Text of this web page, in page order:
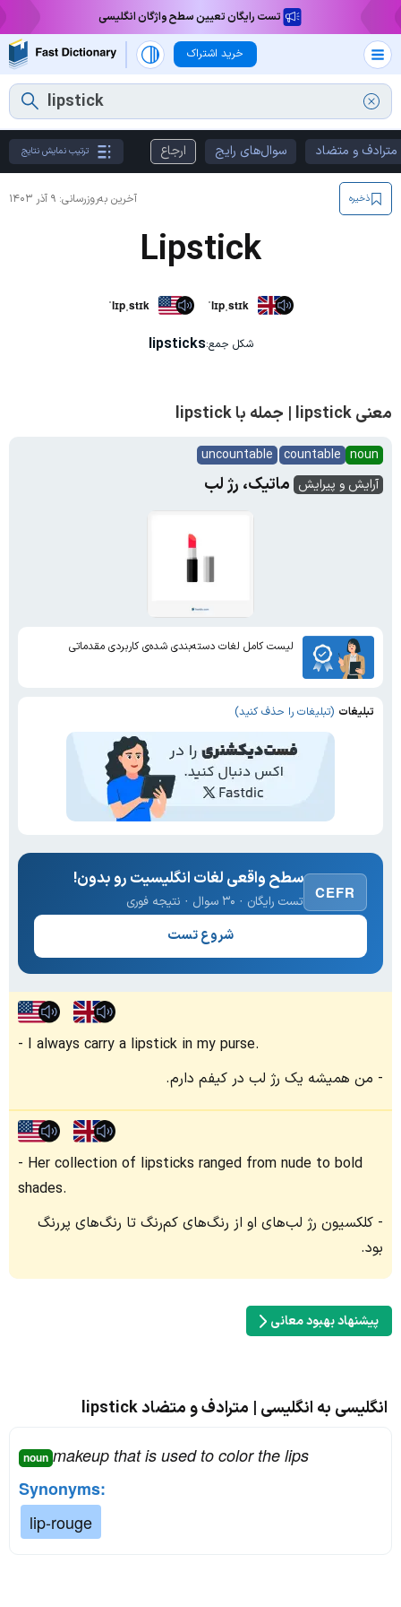
تست رایگان تعیین سطح واژگان انگلیسی
خرید اشتراک
مترادف و متضاد سوال‌های رایج ارجاع ترتیب نمایش نتایج
آخرین به‌روزرسانی: ۹ آذر ۱۴۰۳ ذخیره
Lipstick
ˈlɪpˌstɪk ˈlɪpˌstɪk
شکل جمع:lipsticks
معنی lipstick | جمله با lipstick
noun
countable
uncountable
آرایش و پیرایش ماتیک، رژ لب
لیست کامل لغات دسته‌بندی شده‌ی کاربردی مقدماتی
تبلیغات (تبلیغات را حذف کنید)
CEFR
سطح واقعی لغات انگلیسیت رو بدون!
تست رایگان · ۳۰ سوال · نتیجه فوری
شروع تست
I always carry a lipstick in my purse.
من همیشه یک رژ لب در کیفم دارم.
Her collection of lipsticks ranged from nude to bold
shades.
کلکسیون رژ لب‌های او از رنگ‌های کم‌رنگ تا رنگ‌های پررنگ
بود.
پیشنهاد بهبود معانی
انگلیسی به انگلیسی | مترادف و متضاد lipstick
noun makeup that is used to color the lips
Synonyms:
lip-rouge